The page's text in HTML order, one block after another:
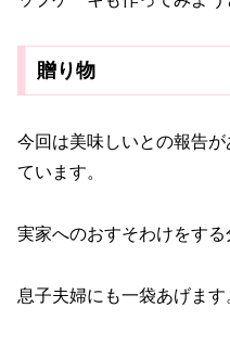
贈り物
今回は美味しいとの報告
ています。
実家へのおすそわけをする
息子夫婦にも一袋あげます